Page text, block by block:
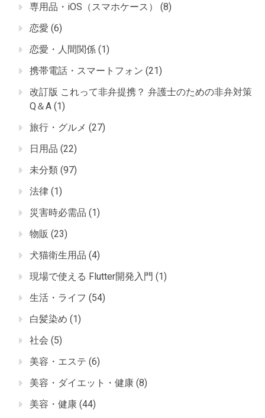
専用品・iOS（スマホケース）
(8)
恋愛 (6)
恋愛・人間関係 (1)
携帯電話・スマートフォン (21)
改訂版 これって非弁提携？ 弁護士のための非弁対策
Q＆A (1)
旅行・グルメ (27)
日用品 (22)
未分類 (97)
法律 (1)
災害時必需品 (1)
物販 (23)
犬猫衛生用品 (4)
現場で使える Flutter開発入門 (1)
生活・ライフ (54)
白髪染め (1)
社会 (5)
美容・エステ (6)
美容・ダイエット・健康 (8)
美容・健康 (44)